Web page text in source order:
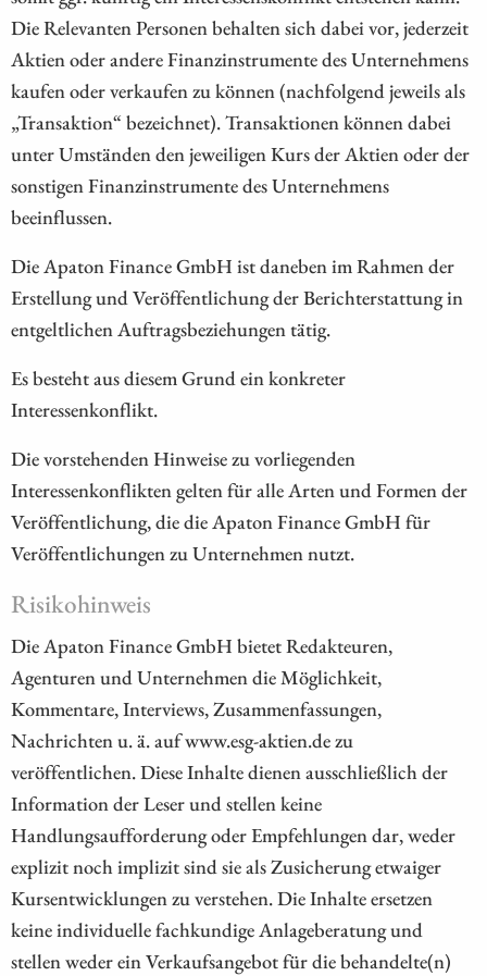
Die Relevanten Personen behalten sich dabei vor, jederzeit
Aktien oder andere Finanzinstrumente des Unternehmens
kaufen oder verkaufen zu können (nachfolgend jeweils als
„Transaktion“ bezeichnet). Transaktionen können dabei
unter Umständen den jeweiligen Kurs der Aktien oder der
sonstigen Finanzinstrumente des Unternehmens
beeinflussen.
Die Apaton Finance GmbH ist daneben im Rahmen der
Erstellung und Veröffentlichung der Berichterstattung in
entgeltlichen Auftragsbeziehungen tätig.
Es besteht aus diesem Grund ein konkreter
Interessenkonflikt.
Die vorstehenden Hinweise zu vorliegenden
Interessenkonflikten gelten für alle Arten und Formen der
Veröffentlichung, die die Apaton Finance GmbH für
Veröffentlichungen zu Unternehmen nutzt.
Risikohinweis
Die Apaton Finance GmbH bietet Redakteuren,
Agenturen und Unternehmen die Möglichkeit,
Kommentare, Interviews, Zusammenfassungen,
Nachrichten u. ä. auf www.esg-aktien.de zu
veröffentlichen. Diese Inhalte dienen ausschließlich der
Information der Leser und stellen keine
Handlungsaufforderung oder Empfehlungen dar, weder
explizit noch implizit sind sie als Zusicherung etwaiger
Kursentwicklungen zu verstehen. Die Inhalte ersetzen
keine individuelle fachkundige Anlageberatung und
stellen weder ein Verkaufsangebot für die behandelte(n)